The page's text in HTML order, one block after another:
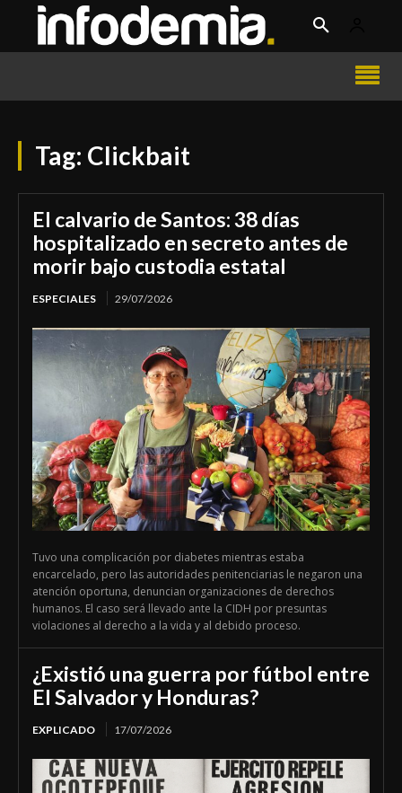
Tag: Clickbait
El calvario de Santos: 38 días
hospitalizado en secreto antes de
morir bajo custodia estatal
ESPECIALES 29/07/2026
Tuvo una complicación por diabetes mientras estaba
encarcelado, pero las autoridades penitenciarias le negaron una
atención oportuna, denuncian organizaciones de derechos
humanos. El caso será llevado ante la CIDH por presuntas
violaciones al derecho a la vida y al debido proceso.
¿Existió una guerra por fútbol entre
El Salvador y Honduras?
EXPLICADO 17/07/2026